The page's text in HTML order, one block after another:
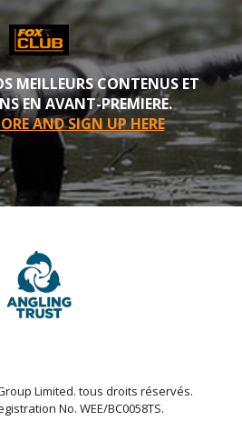
MEILLEURS CONTENUS ET
EN AVANT-PREMIERE.
AND SIGN UP HERE
Limited. tous droits réservés.
No. WEE/BC0058TS.